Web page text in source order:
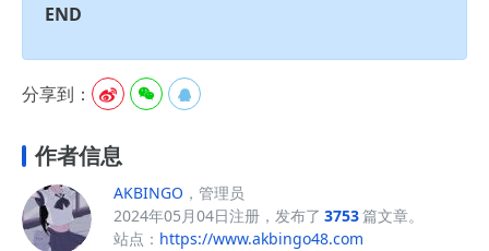
END
分享到：   
作者信息
AKBINGO ，管理员
2024年05月04日注册，发布了 3753篇文章。
站点： https://www.akbingo48.com